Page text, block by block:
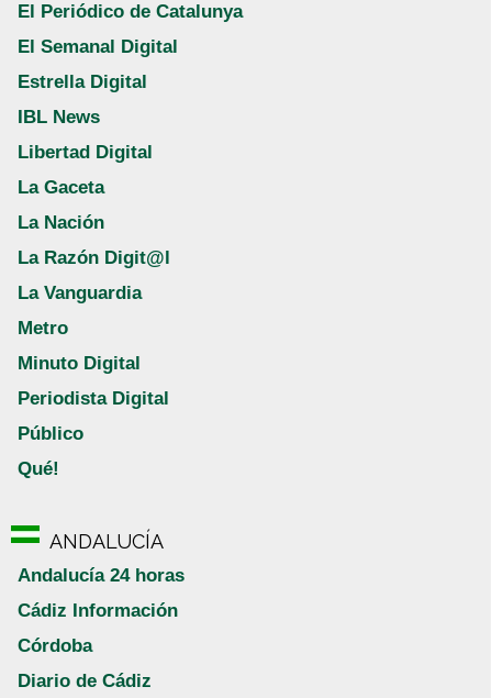
El Periódico de Catalunya
El Semanal Digital
Estrella Digital
IBL News
Libertad Digital
La Gaceta
La Nación
La Razón Digit@l
La Vanguardia
Metro
Minuto Digital
Periodista Digital
Público
Qué!
ANDALUCÍA
Andalucía 24 horas
Cádiz Información
Córdoba
Diario de Cádiz